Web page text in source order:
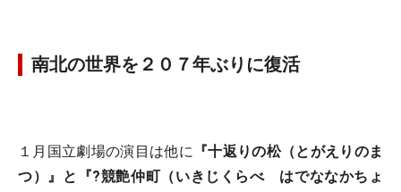
南北の世界を２０７年ぶりに復活
１月国立劇場の演目は他に 『十返りの松（とがえりのま
つ）』と『?競艶仲町（いきじくらべ はでななかちょ